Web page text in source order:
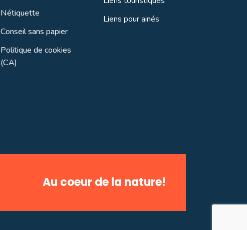
Nétiquette
Conseil sans papier
Politique de cookies
(CA)
Liens pour ainés
Au coeur de la nature!